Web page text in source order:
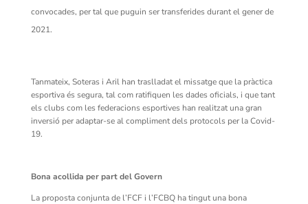
convocades, per tal que puguin ser transferides durant el gener de
2021.
Tanmateix, Soteras i Aril han traslladat el missatge que la pràctica
esportiva és segura, tal com ratifiquen les dades oficials, i que tant
els clubs com les federacions esportives han realitzat una gran
inversió per adaptar-se al compliment dels protocols per la Covid-
19.
Bona acollida per part del Govern
La proposta conjunta de l’FCF i l’FCBQ ha tingut una bona